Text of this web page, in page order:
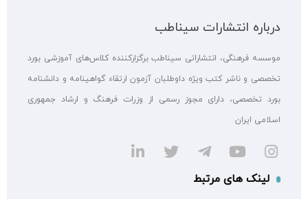
درباره انتشارات سیناطب
موسسه فرهنگی، انتشاراتی سیناطب برگزارکننده کلاس‌های آموزشی بورد
تخصصی و ناشر کتب ویژه داوطلبان آزمون ارتقاء گواهینامه و دانشنامه
بورد تخصصی، دارای مجوز رسمی از وزرات فرهنگ و ارشاد جمهوری
اسلامی ایران
لینک های مرتبط